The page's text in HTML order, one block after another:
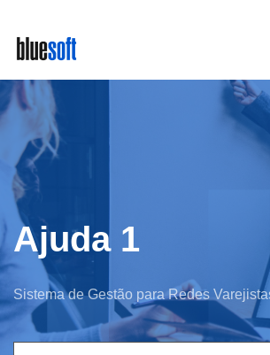
main
content
Ajuda 1
Sistema de Gestão para Redes